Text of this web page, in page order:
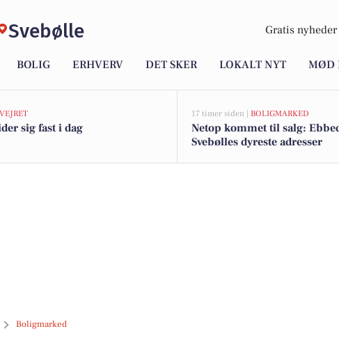
Svebølle Gratis
BOLIG ERHVERV DET SKER LOKALT NYT MØD
VEJRET
sig fast i dag
17 timer siden | BOLIGMARKED
Netop kommet til salg:
Svebølles dyreste adresser
Boligmarked
dyreste boliger til salg i Svebølle. Priser op til 5.800.000 kr